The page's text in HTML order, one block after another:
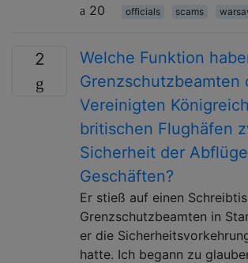
20
officials scams
2
Welche Funktion
Grenzschutzbeamten
Vereinigten
britischen Flughäfen
Sicherheit der
Geschäften?
Er stieß auf einen
Grenzschutzbeamten in
er die
hatte. Ich begann zu